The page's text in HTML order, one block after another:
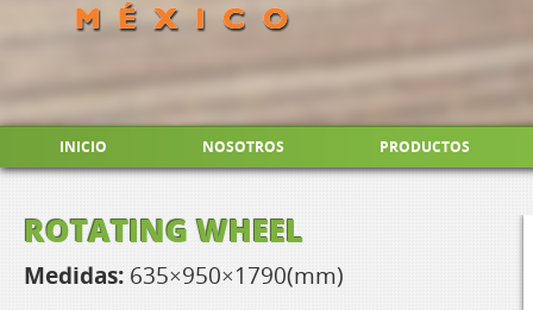
INICIO NOSOTROS PRODUCTOS
ROTATING WHEEL
Medidas: 635×950×1790(mm)